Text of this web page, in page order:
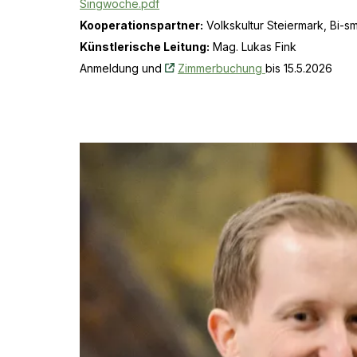
Singwoche.pdf
Kooperationspartner: Volkskultur Steiermark, Bi-
Künstlerische Leitung: Mag. Lukas Fink
Anmeldung und
Zimmerbuchung bis 15.5.2026